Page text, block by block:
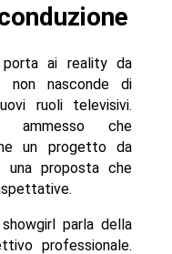
ai reality da
non nasconde di
ruoli televisivi.
ammesso che
un progetto da
una proposta che
parla della
professionale.